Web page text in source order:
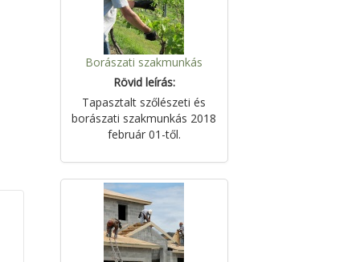
Borászati szakmunkás
Rövid leírás:
Tapasztalt szőlészeti és
borászati szakmunkás 2018
február 01-től.